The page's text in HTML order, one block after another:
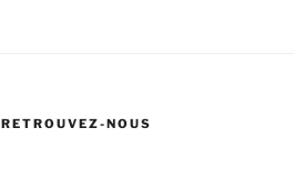
RETROUVEZ-NOUS